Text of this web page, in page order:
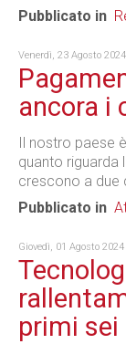
Pubblicato in
Venerdì, 23 Agosto
ancora i
Il nostro paese
quanto riguarda
crescono a due
Pubblicato in
Giovedì, 01 Agosto 2024
primi sei